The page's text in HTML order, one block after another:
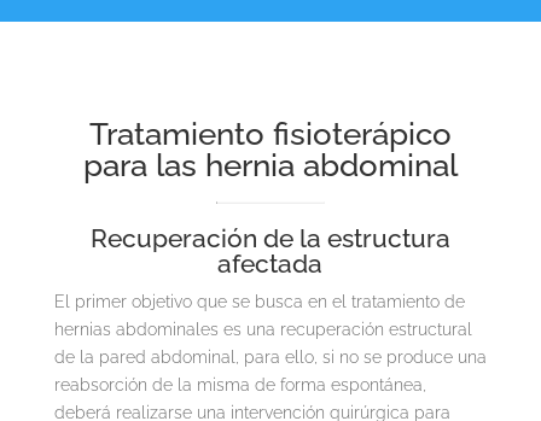
Tratamiento fisioterápico
para las hernia abdominal
Recuperación de la estructura
afectada
El primer objetivo que se busca en el tratamiento de
hernias abdominales es una recuperación estructural
de la pared abdominal, para ello, si no se produce una
reabsorción de la misma de forma espontánea,
deberá realizarse una intervención quirúrgica para